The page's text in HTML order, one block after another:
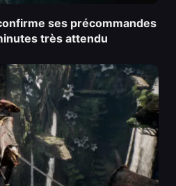
ses précommandes
très attendu